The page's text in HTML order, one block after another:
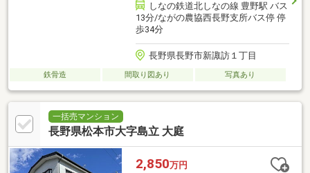
しなの鉄道北しなの線 豊野駅 バス
13分/ながの農協西長野支所バス停 停
歩34分
長野県長野市新諏訪１丁目
鉄骨造 間取り図あり 写真あり
一括売マンション
長野県松本市大字島立 大庭
2,850万円